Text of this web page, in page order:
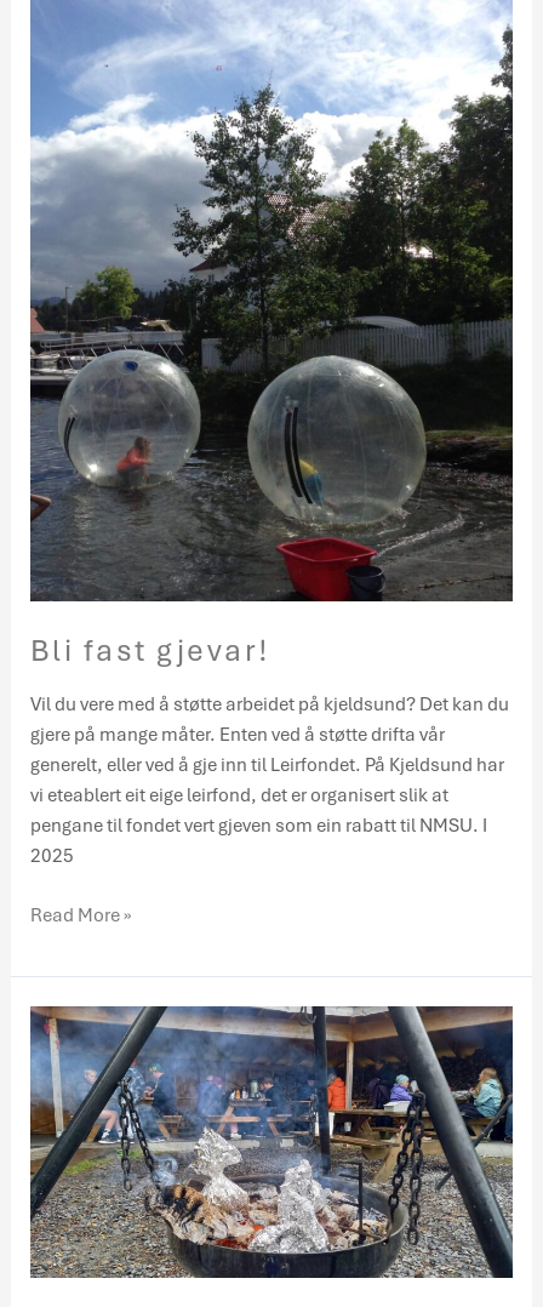
Bli fast gjevar!
Vil du vere med å støtte arbeidet på kjeldsund? Det kan du
gjere på mange måter. Enten ved å støtte drifta vår
generelt, eller ved å gje inn til Leirfondet. På Kjeldsund har
vi eteablert eit eige leirfond, det er organisert slik at
pengane til fondet vert gjeven som ein rabatt til NMSU. I
2025
gjevar!
Read More »
Vinterferieleir
på
Kjeldsund